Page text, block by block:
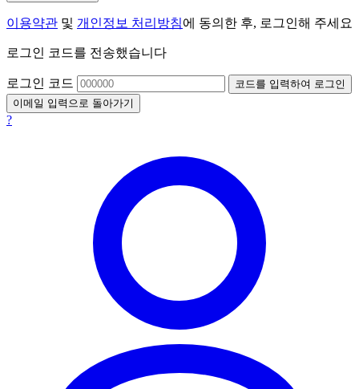
이용약관 및 개인정보 처리방침에 동의한 후, 로그인해 주세요
로그인 코드를 전송했습니다
로그인 코드
코드를 입력하여 로그인
이메일 입력으로 돌아가기
?